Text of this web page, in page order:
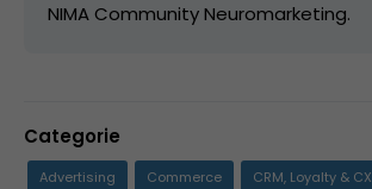
NIMA Community Neuromarketing.
Categorie
Advertising Commerce
CRM, Loyalty & CX